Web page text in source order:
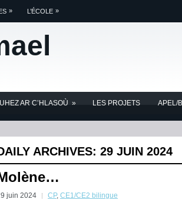
» L’ÉCOLE »
AR C’HLASOÙ » LES PROJETS APEL/
ARCHIVES: 29 JUIN 2024
juin 2024 CP, CE1/CE2 bilingue